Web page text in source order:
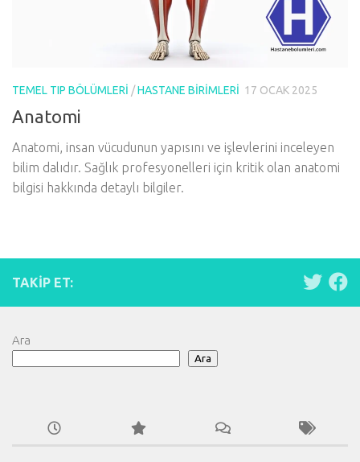
TEMEL TIP BÖLÜMLERI /HASTANE BIRIMLERI 17 OCAK 2025
Anatomi
Anatomi, insan vücudunun yapısını ve işlevlerini inceleyen
bilim dalıdır. Sağlık profesyonelleri için kritik olan anatomi
bilgisi hakkında detaylı bilgiler.
TAKIP ET:
Ara
Ara